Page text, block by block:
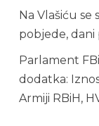
Na Vlašiću se
pobjede, dani
Parlament
dodatka:
Armiji RBiH,